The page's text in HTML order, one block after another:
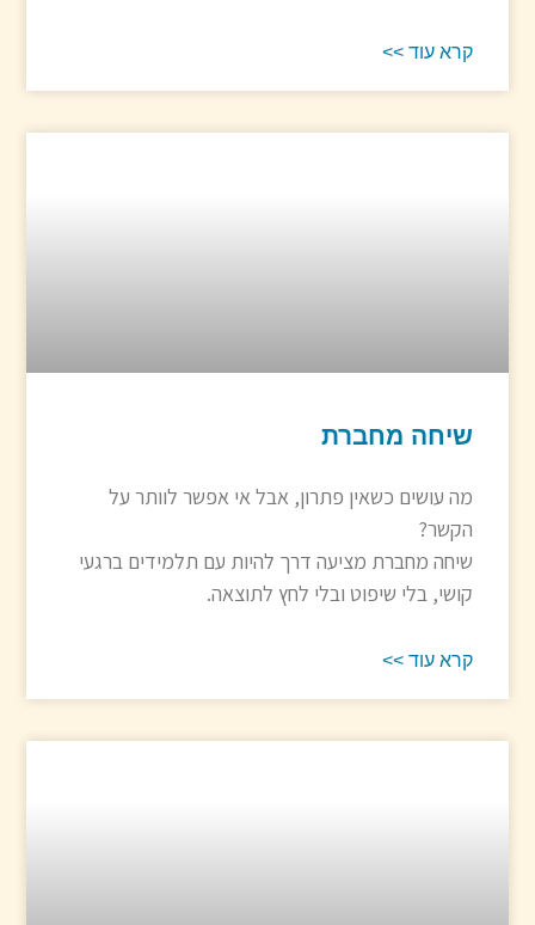
קרא עוד >>
שיחה מחברת
מה עושים כשאין פתרון, אבל אי אפשר לוותר על
הקשר?
שיחה מחברת מציעה דרך להיות עם תלמידים ברגעי
קושי, בלי שיפוט ובלי לחץ לתוצאה.
קרא עוד >>